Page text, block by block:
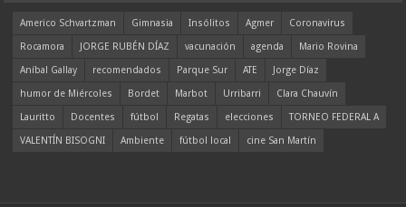
Americo Schvartzman Gimnasia Insólitos Agmer
Coronavirus
Rocamora
JORGE RUBÉN DÍAZ vacunación agenda
Mario Rovina
Aníbal Gallay
recomendados Parque Sur ATE
Jorge Díaz
humor de Miércoles
Bordet Marbot Urribarri
Clara Chauvín
Lauritto
Docentes fútbol Regatas elecciones
TORNEO FEDERAL A
VALENTÍN BISOGNI
Ambiente fútbol local cine San Martín